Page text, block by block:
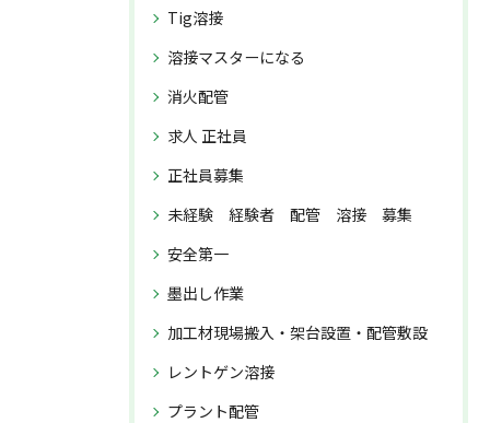
Tig溶接
溶接マスターになる
消火配管
求人 正社員
正社員募集
未経験 経験者 配管 溶接 募集
安全第一
墨出し作業
加工材現場搬入・架台設置・配管敷設
レントゲン溶接
プラント配管